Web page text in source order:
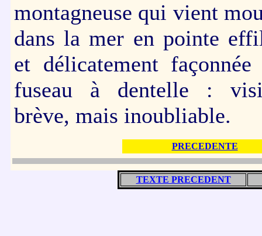
montagneuse qui vient
dans la mer en pointe
et délicatement façonnée
fuseau à dentelle :
brève, mais inoubliable.
PRECEDENTE
TEXTE PRECEDENT